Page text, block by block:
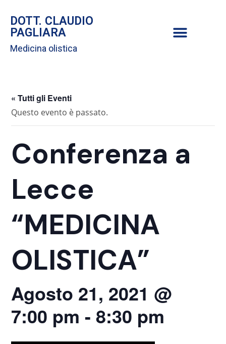
DOTT. CLAUDIO
PAGLIARA
Medicina olistica
« Tutti gli Eventi
Questo evento è passato.
Conferenza a
Lecce
“MEDICINA
OLISTICA”
Agosto 21, 2021 @
7:00 pm -8:30 pm